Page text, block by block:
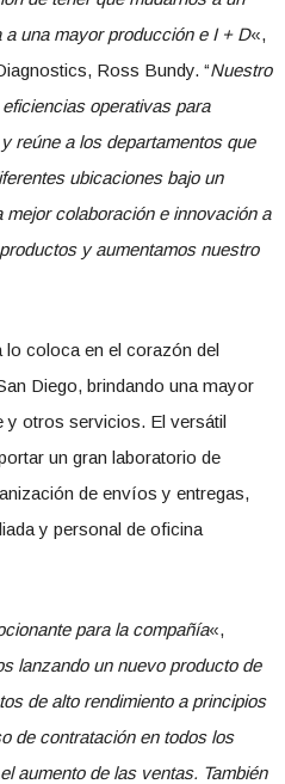
una mayor producción e I + D«,
Ross Bundy. “Nuestro
operativas para
reúne a los departamentos que
ubicaciones bajo un
colaboración e innovación a
y aumentamos nuestro
coloca en el corazón del
Diego, brindando una mayor
y otros servicios. El versátil
un gran laboratorio de
de envíos y entregas,
y personal de oficina
para la compañía«,
lanzando un nuevo producto de
de alto rendimiento a principios
de contratación en todos los
aumento de las ventas. También